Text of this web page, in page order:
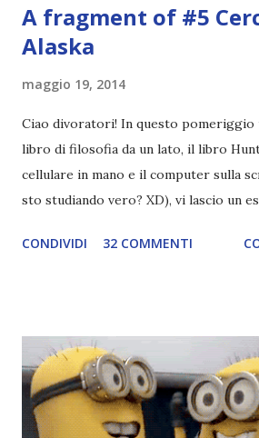
A fragment of #5
Alaska
maggio 19, 2014
Ciao divoratori! In questo pomeriggio
libro di filosofia da un lato, il libro
cellulare in mano e il computer sulla
sto studiando vero? XD), vi lascio un
costante nelle rubriche. Odiavo lo
cui si gioca a mini-baseball mia madre
delle amicizie, così mi obbligò a
Pirati di Orlando. Mi feci degli amici
bambini dell'asilo. Non fu un gran
CONDIVIDI 32 COMMENTI